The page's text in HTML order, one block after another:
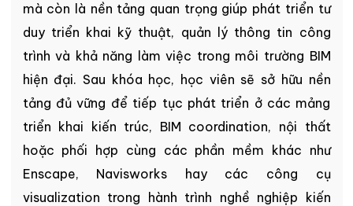
mà còn là nền tảng quan trọng giúp phát triển tư
duy triển khai kỹ thuật, quản lý thông tin công
trình và khả năng làm việc trong môi trường BIM
hiện đại. Sau khóa học, học viên sẽ sở hữu nền
tảng đủ vững để tiếp tục phát triển ở các mảng
triển khai kiến trúc, BIM coordination, nội thất
hoặc phối hợp cùng các phần mềm khác như
Enscape, Navisworks hay các công cụ
visualization trong hành trình nghề nghiệp kiến